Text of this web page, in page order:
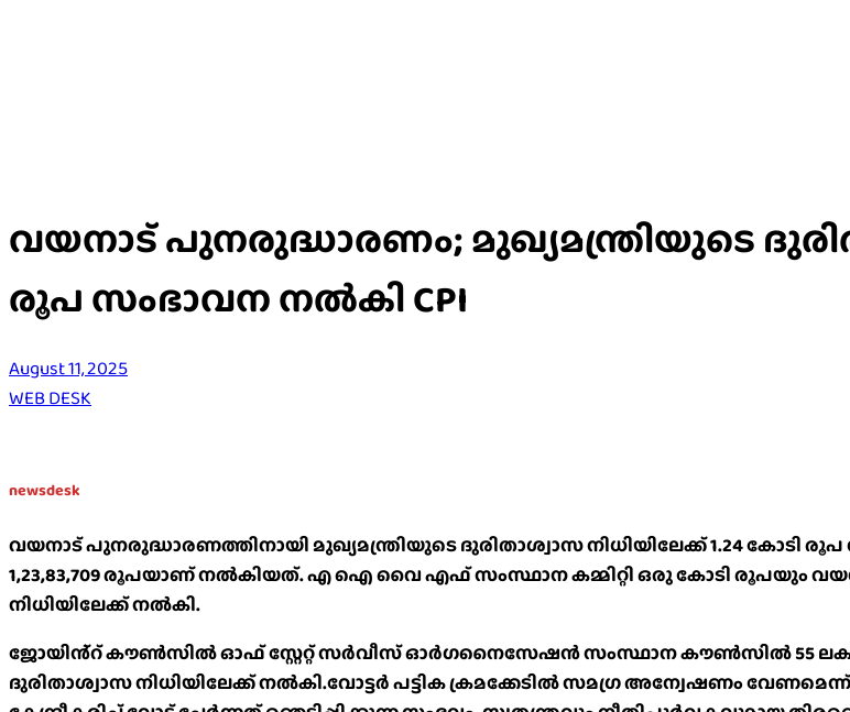
വയനാട് പുനരുദ്ധാരണം; മുഖ്യമന്ത്രിയുടെ
രൂപ സംഭാവന നൽകി CPI
August 11, 2025
WEB DESK
newsdesk
വയനാട് പുനരുദ്ധാരണത്തിനായി മുഖ്യമന്ത്രിയുടെ ദുരിതാശ്വാസ നിധിയിലേക്ക് 1.24
1,23,83,709 രൂപയാണ് നൽകിയത്. എ ഐ വൈ എഫ് സംസ്ഥാന കമ്മിറ്റി ഒരു കോടി രൂപയും
നിധിയിലേക്ക് നൽകി.
ജോയിൻ്റ് കൗൺസിൽ ഓഫ് സ്റ്റേറ്റ് സർവീസ് ഓർഗനൈസേഷൻ സംസ്ഥാന കൗൺസിൽ 55
ദുരിതാശ്വാസ നിധിയിലേക്ക് നൽകി.വോട്ടർ പട്ടിക ക്രമക്കേടിൽ സമഗ്ര അന്വേഷണം